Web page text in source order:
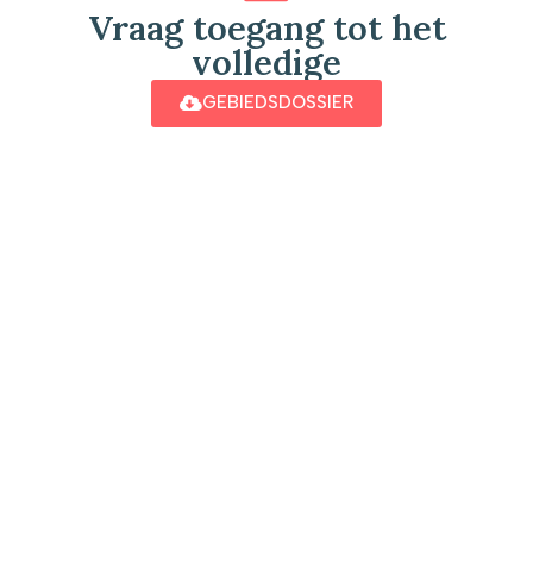
Vraag toegang tot het
volledige
GEBIEDSDOSSIER